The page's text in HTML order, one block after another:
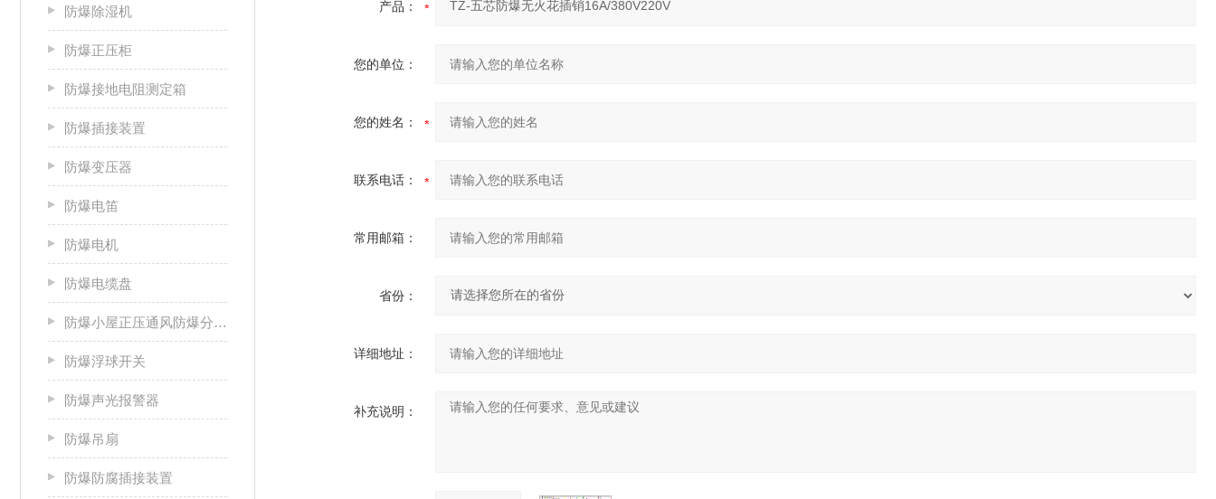
防爆除湿机
防爆正压柜
防爆接地电阻测定箱
防爆插接装置
防爆变压器
防爆电笛
防爆电机
防爆电缆盘
防爆小屋正压通风防爆分析小屋
防爆浮球开关
防爆声光报警器
防爆吊扇
防爆防腐插接装置
产品：
您的单位：
您的姓名：
联系电话：
常用邮箱：
省份：
详细地址：
补充说明：